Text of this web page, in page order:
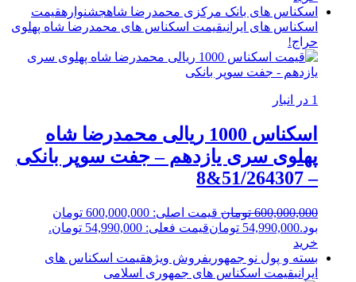
اسکناس های بانک مرکزی محمدرضا شاهجشنوارهقیمت
اسکناس های ایرانیقیمت اسکناس های محمدرضا شاه پهلوی
حراج!
1 در انبار
اسکناس 1000 ریالی محمدرضا شاه
پهلوی سری یازدهم – جفت سوپر بانکی
– 51/264307&8
600,000,000 تومان
قیمت اصلی: 600,000,000 تومان
بود.54,990,000 تومانقیمت فعلی: 54,990,000 تومان.
خرید
بسته و پول نو جمهوریفروش ویژهقیمت اسکناس های
ایرانیقیمت اسکناس های جمهوری اسلامی